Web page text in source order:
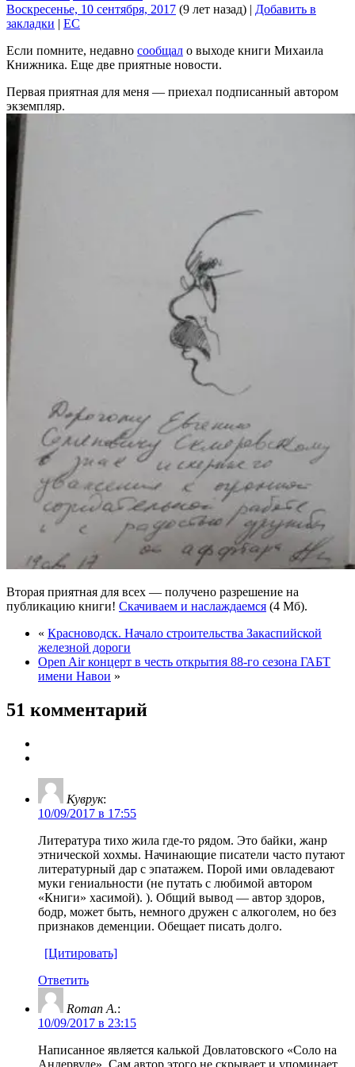
Воскресенье, 10 сентября, 2017 (9 лет назад) | Добавить в
закладки | EC
Если помните, недавно сообщал о выходе книги Михаила
Книжника. Еще две приятные новости.
Первая приятная для меня — приехал подписанный автором
экземпляр.
Вторая приятная для всех — получено разрешение на
публикацию книги! Скачиваем и наслаждаемся (4 Мб).
« Красноводск. Начало строительства Закаспийской
железной дороги
Open Air концерт в честь открытия 88-го сезона ГАБТ
имени Навои »
51 комментарий
Куврук:
10/09/2017 в 17:55
Литература тихо жила где-то рядом. Это байки, жанр
этнической хохмы. Начинающие писатели часто путают
литературный дар с эпатажем. Порой ими овладевают
муки гениальности (не путать с любимой автором
«Книги» хасимой). ). Общий вывод — автор здоров,
бодр, может быть, немного дружен с алкоголем, но без
признаков деменции. Обещает писать долго.
[Цитировать]
Ответить
Roman A.:
10/09/2017 в 23:15
Написанное является калькой Довлатовского «Соло на
Андервуде». Сам автор этого не скрывает и упоминает